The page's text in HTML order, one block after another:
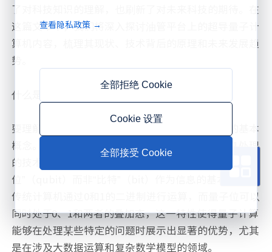
了对科技知识的理解，也刷新了对未来科技的期待。在
这篇文章中，我们将深入探讨油管平台上的超导量子计
算机内容，梳理其现状、技术背后的原理和未来发展趋
势。
什么是量子计算？
要理解超导量子计算机，首先需要了解量子计算的基本
概念。量子计算是一种利用量子力学原理进行信息处理
的技术。其核心区别于传统计算机在于使用“量子
位”（qubit）而非“比特”（bit）作为信息的基本单位。
传统计算机通过0和1的二进制进行运算，而量子位可以
同时处于0、1和两者的叠加态，这一特性使得量子计算
能够在处理某些特定的问题时展示出显著的优势，尤其
是在涉及大数据运算和复杂数学模型的领域。
查看隐私政策 →
全部拒绝 Cookie
Cookie 设置
全部接受 Cookie